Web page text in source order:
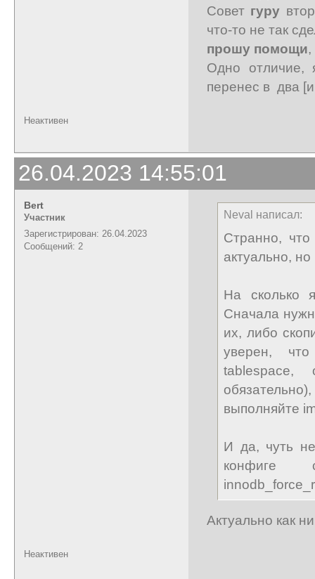
Совет гуру
что-то не так
прошу помощи,
Одно
перенес в два
Неактивен
26.04.2023 14:55:01
Bert
Участник
Зарегистрирован: 26.04.2023
Сообщений: 2
Neval написал:
Странно,
актуально,
На сколько
Сначала
их, либо
уверен,
tablespace,
выполняйте
И да, чуть
конфиге
Актуально как
Неактивен